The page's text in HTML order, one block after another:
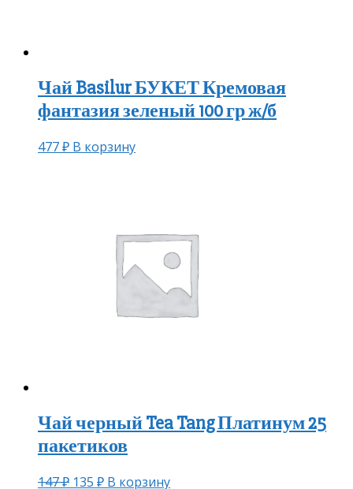
Чай Basilur БУКЕТ Кремовая
фантазия зеленый 100 гр ж/б
477₽ В корзину
Чай черный Tea Tang Платинум 25
пакетиков
147₽ 135 ₽ В корзину